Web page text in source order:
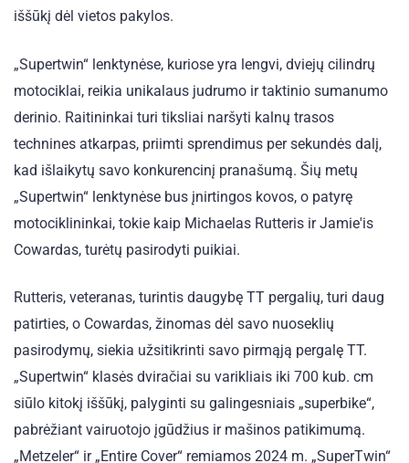
iššūkį dėl vietos pakylos.
„Supertwin“ lenktynėse, kuriose yra lengvi, dviejų cilindrų
motociklai, reikia unikalaus judrumo ir taktinio sumanumo
derinio. Raitininkai turi tiksliai naršyti kalnų trasos
technines atkarpas, priimti sprendimus per sekundės dalį,
kad išlaikytų savo konkurencinį pranašumą. Šių metų
„Supertwin“ lenktynėse bus įnirtingos kovos, o patyrę
motociklininkai, tokie kaip Michaelas Rutteris ir Jamie'is
Cowardas, turėtų pasirodyti puikiai.
Rutteris, veteranas, turintis daugybę TT pergalių, turi daug
patirties, o Cowardas, žinomas dėl savo nuoseklių
pasirodymų, siekia užsitikrinti savo pirmąją pergalę TT.
„Supertwin“ klasės dviračiai su varikliais iki 700 kub. cm
siūlo kitokį iššūkį, palyginti su galingesniais „superbike“,
pabrėžiant vairuotojo įgūdžius ir mašinos patikimumą.
„Metzeler“ ir „Entire Cover“ remiamos 2024 m. „SuperTwin“